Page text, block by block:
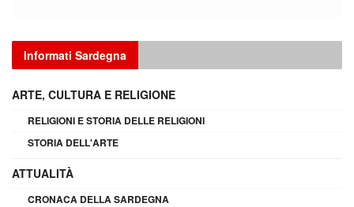
Informati Sardegna
ARTE, CULTURA E RELIGIONE
RELIGIONI E STORIA DELLE RELIGIONI
STORIA DELL'ARTE
ATTUALITÀ
CRONACA DELLA SARDEGNA